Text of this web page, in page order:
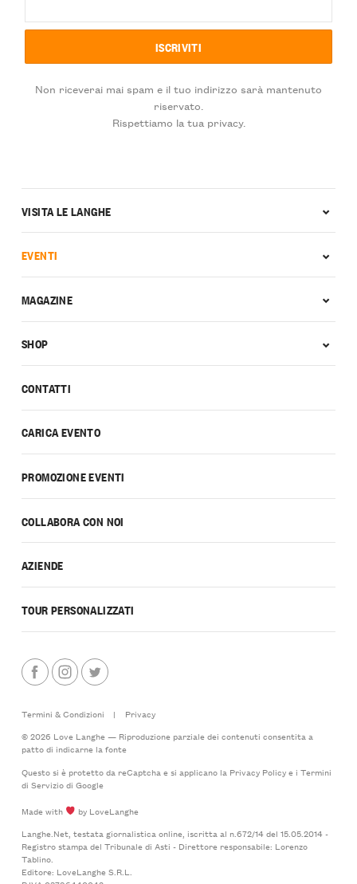
Non riceverai mai spam e il tuo indirizzo sarà mantenuto
riservato.
Rispettiamo la tua privacy.
CONTATTI
CARICA EVENTO
PROMOZIONE EVENTI
COLLABORA CON NOI
AZIENDE
TOUR PERSONALIZZATI
VISITA LE LANGHE
EVENTI
MAGAZINE
SHOP
Termini & Condizioni |
Privacy
© 2026 Love Langhe — Riproduzione parziale dei contenuti consentita a
patto di indicarne la fonte
Questo si è protetto da reCaptcha e si applicano la Privacy Policye i Termini
di Serviziodi Google
Made with
by LoveLanghe
Langhe.Net, testata giornalistica online, iscritta al n.672/14 del 15.05.2014 -
Registro stampa del Tribunale di Asti - Direttore responsabile: Lorenzo
Tablino.
Editore: LoveLanghe S.R.L.